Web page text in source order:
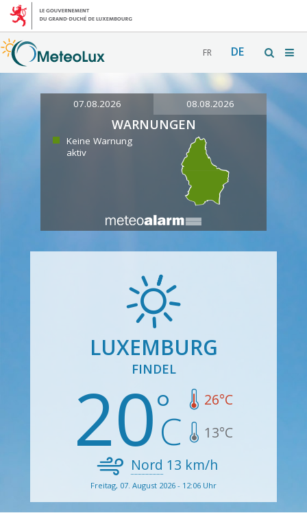
FR DE
07.08.2026 08.08.2026
WARNUNGEN
Keine Warnung
aktiv
LUXEMBURG
FINDEL
20 26°C
13°C
Nord 13 km/h
Freitag, 07. August 2026 - 12:06 Uhr